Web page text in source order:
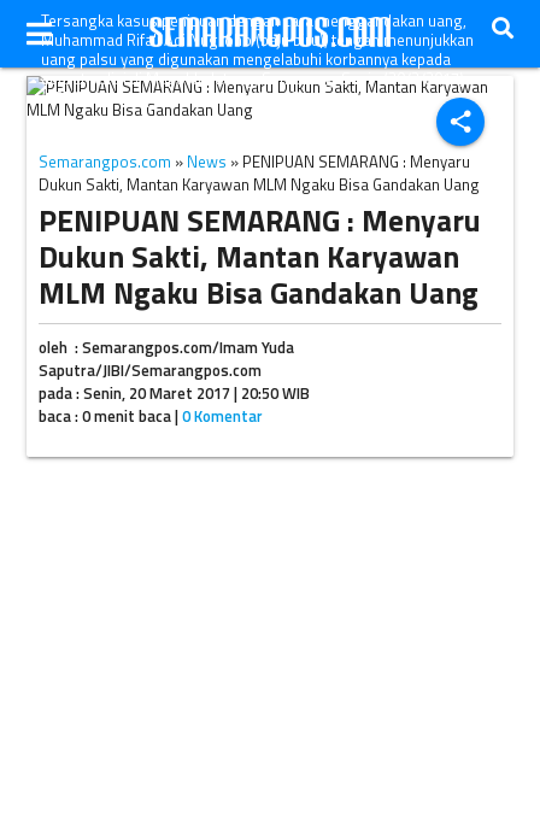
share
Tersangka kasus penipuan dengan cara menggandakan uang,
Muhammad Rifa'i Adi Nugroho (baju biru), tengah menunjukkan
uang palsu yang digunakan mengelabuhi korbannya kepada
aparat polisi di Mapolda Jateng, Semarang, Senin (20/3/2017).
(JIBI/Semarangpos.com/Imam Yuda Saputra)
Semarangpos.com » News » PENIPUAN SEMARANG : Menyaru
Dukun Sakti, Mantan Karyawan MLM Ngaku Bisa Gandakan Uang
PENIPUAN SEMARANG : Menyaru
Dukun Sakti, Mantan Karyawan
MLM Ngaku Bisa Gandakan Uang
oleh : Semarangpos.com/Imam Yuda
Saputra/JIBI/Semarangpos.com
pada : Senin, 20 Maret 2017 | 20:50 WIB
baca : 0 menit baca |0 Komentar